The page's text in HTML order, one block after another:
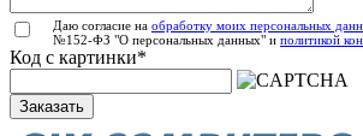
Даю согласие на обработку моих персональных
№152-ФЗ "О персональных данных" и политикой
Код с картинки*
Заказать